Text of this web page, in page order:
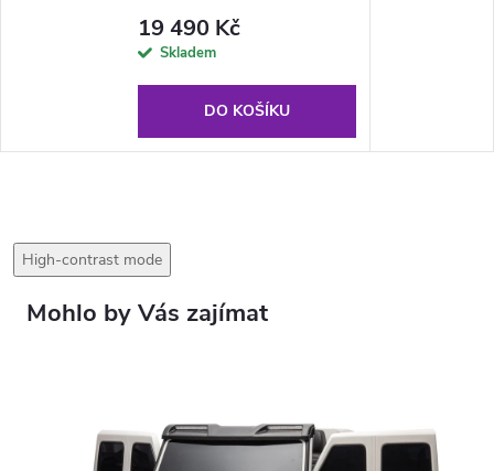
19 490 Kč
Skladem
DO KOŠÍKU
High-contrast mode